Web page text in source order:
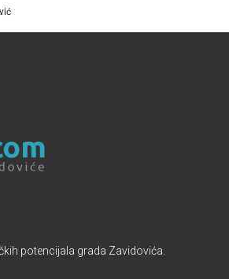
potencijala grada Zavidovića.